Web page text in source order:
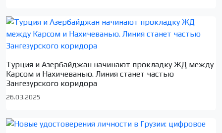
Турция и Азербайджан начинают прокладку ЖД между
Карсом и Нахичеванью. Линия станет частью
Зангезурского коридора
26.03.2025